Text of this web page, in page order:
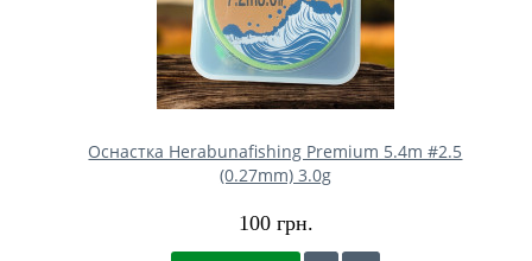
Оснастка Herabunafishing Premium 5.4m #2.5
(0.27mm) 3.0g
100 грн.